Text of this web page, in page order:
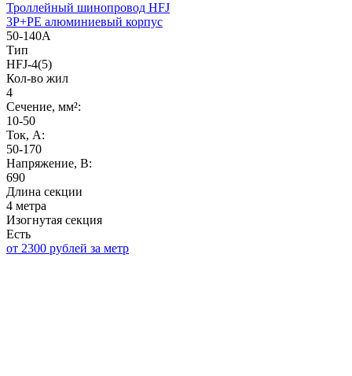
Троллейный шинопровод HFJ
3P+PE алюминиевый корпус
50-140А
Тип
HFJ-4(5)
Кол-во жил
4
Сечение, мм²:
10-50
Ток, А:
50-170
Напряжение, B:
690
Длина секции
4 метра
Изогнутая секция
Есть
от 2300 рублей за метр